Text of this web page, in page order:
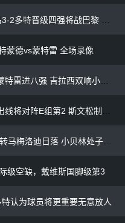
蒙德vs蒙特雷 全场录像
级空缺，戴维斯国脚级第3
认为球员将更重要无意放人